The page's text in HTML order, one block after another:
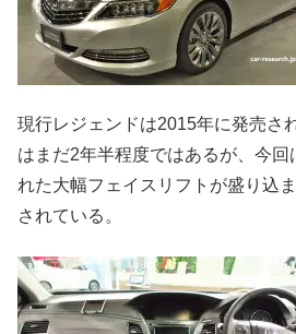
現行レジェンドは2015年に発売さ
はまだ2年半程度ではあるが、今回
れた大幅フェイスリフトが盛り込
されている。